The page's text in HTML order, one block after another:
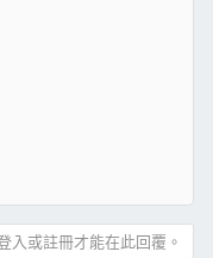
入或註冊才能在此回覆。